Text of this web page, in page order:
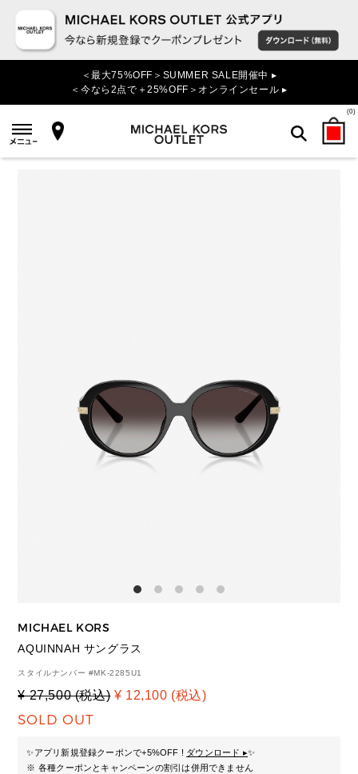
＜最大75%OFF＞SUMMER SALE開催中 ▸
＜今なら2点で＋25%OFF＞オンラインセール ▸
(0)
MICHAEL KORS
AQUINNAH サングラス
スタイルナンバー #MK-2285U1
¥ 27,500 (税込) ¥ 12,100 (税込)
SOLD OUT
✨アプリ新規登録クーポンで+5%OFF ! ダウンロード ▸✨
※ 各種クーポンとキャンペーンの割引は併用できません